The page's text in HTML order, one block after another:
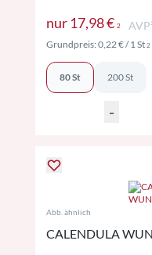
nur 17,98 € 2
Grundpreis:0,22 €/ 1 St 2
80 St 200 St
-
Abb. ähnlich
CALENDULA